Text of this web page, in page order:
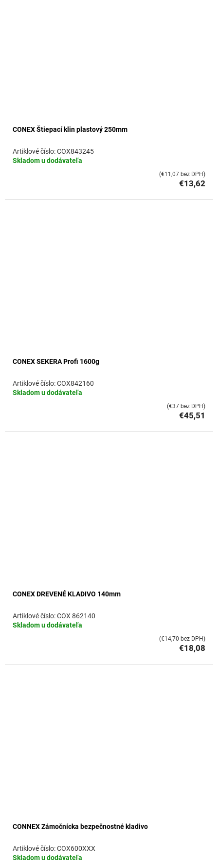
CONEX Štiepací klin plastový 250mm
Skladom u dodávateľa
COX843245
€13,62
(€11,07 bez DPH)
CONEX SEKERA Profi 1600g
Skladom u dodávateľa
COX842160
€45,51
(€37 bez DPH)
CONEX DREVENÉ KLADIVO 140mm
Skladom u dodávateľa
COX 862140
€18,08
(€14,70 bez DPH)
CONNEX Zámočnícka bezpečnostné kladivo
Skladom u dodávateľa
COX600XXX